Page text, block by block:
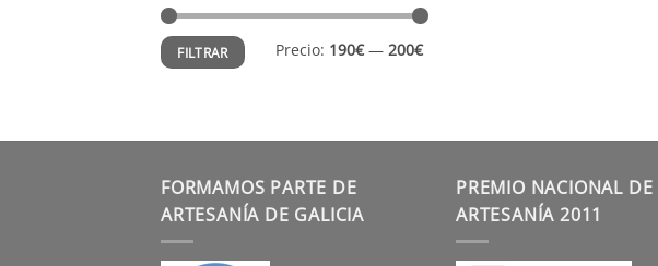
Precio
mínimo
Precio
máximo
FILTRAR Precio: 190€— 200€
FORMAMOS PARTE DE
ARTESANÍA DE GALICIA
PREMIO NACIONAL DE
ARTESANÍA 2011